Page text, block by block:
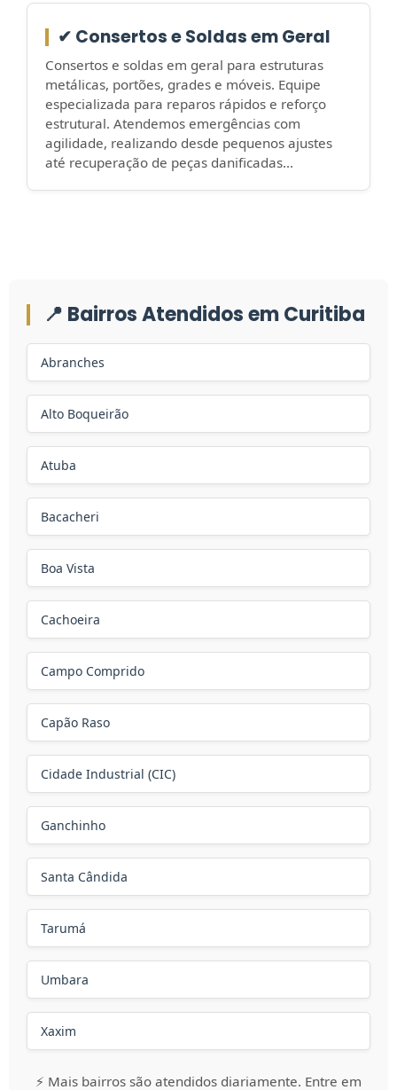
✔ Consertos e Soldas em Geral
Consertos e soldas em geral para estruturas
metálicas, portões, grades e móveis. Equipe
especializada para reparos rápidos e reforço
estrutural. Atendemos emergências com
agilidade, realizando desde pequenos ajustes
até recuperação de peças danificadas...
📍 Bairros Atendidos em Curitiba
Abranches
Alto Boqueirão
Atuba
Bacacheri
Boa Vista
Cachoeira
Campo Comprido
Capão Raso
Cidade Industrial (CIC)
Ganchinho
Santa Cândida
Tarumá
Umbara
Xaxim
⚡ Mais bairros são atendidos diariamente. Entre em